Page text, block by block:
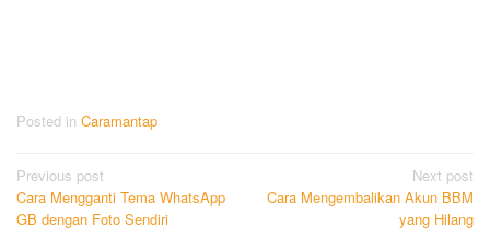
Posted in Caramantap
Post
navigation
Previous post
Cara Mengganti Tema WhatsApp
GB dengan Foto Sendiri
Next post
Cara Mengembalikan Akun BBM
yang Hilang